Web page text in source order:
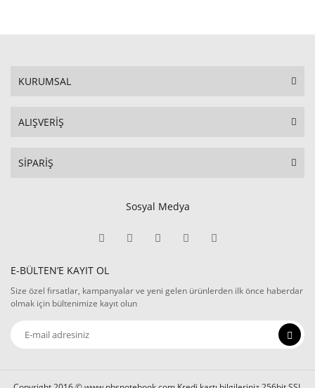
KURUMSAL
ALIŞVERİŞ
SİPARİŞ
Sosyal Medya
E-BÜLTEN’E KAYIT OL
Size özel fırsatlar, kampanyalar ve yeni gelen ürünlerden ilk önce haberdar
olmak için bültenimize kayıt olun